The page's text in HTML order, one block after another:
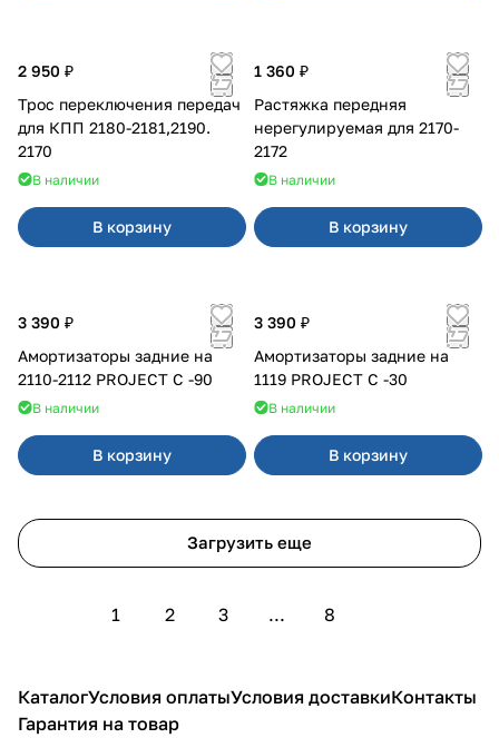
2 950 ₽
Трос переключения передач
для КПП 2180-2181,2190.
2170
В наличии
В корзину
1 360 ₽
Растяжка передняя
нерегулируемая для 2170-
2172
В наличии
В корзину
3 390 ₽
Амортизаторы задние на
2110-2112 PROJECT С -90
В наличии
В корзину
3 390 ₽
Амортизаторы задние на
1119 PROJECT С -30
В наличии
В корзину
Загрузить еще
1 2 3 ... 8
КаталогУсловия оплатыУсловия доставкиКонтакты
Гарантия на товар